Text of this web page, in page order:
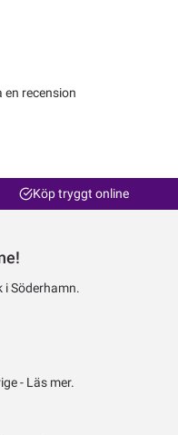
recension
Köp tryggt online
i Söderhamn.
- Läs mer.